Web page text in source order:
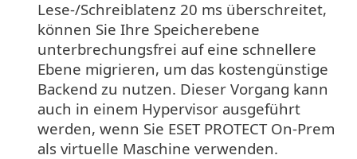
Lese-/Schreiblatenz 20 ms überschreitet,
können Sie Ihre Speicherebene
unterbrechungsfrei auf eine schnellere
Ebene migrieren, um das kostengünstige
Backend zu nutzen. Dieser Vorgang kann
auch in einem Hypervisor ausgeführt
werden, wenn Sie ESET PROTECT On-Prem
als virtuelle Maschine verwenden.